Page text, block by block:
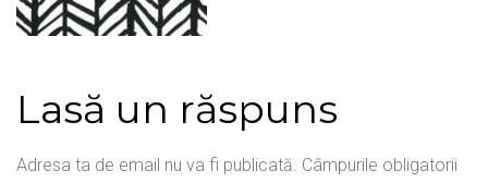
Lasă un răspuns
Adresa ta de email nu va fi publicată. Câmpurile obligatorii